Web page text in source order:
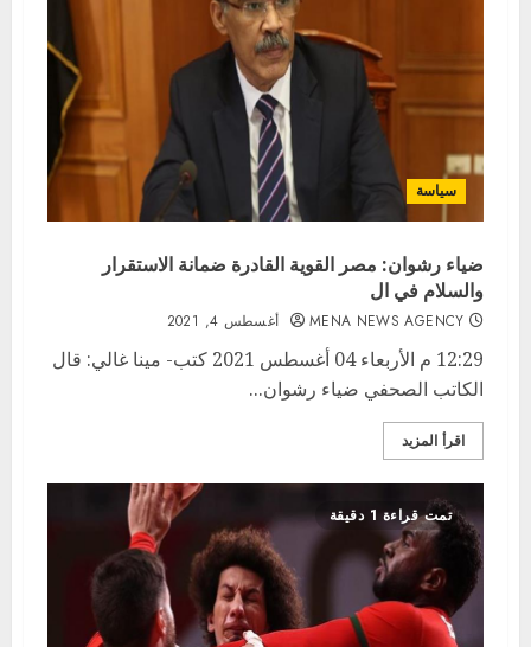
سياسة
ضياء رشوان: مصر القوية القادرة ضمانة الاستقرار
والسلام في ال
MENA NEWS AGENCY أغسطس 4, 2021
12:29 م الأربعاء 04 أغسطس 2021 كتب- مينا غالي: قال
الكاتب الصحفي ضياء رشوان...
اقرأ المزيد
تمت قراءة 1 دقيقة